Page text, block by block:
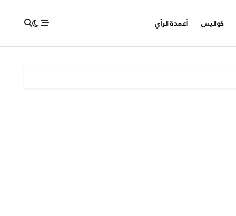
كواليس أعمدة الرأي